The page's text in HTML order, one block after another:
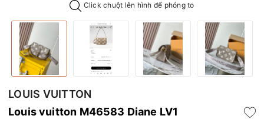
Click chuột lên hình để phóng to
LOUIS VUITTON
Louis vuitton M46583 Diane LV1